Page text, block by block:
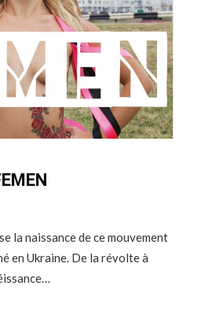
la naissance de ce mouvement
en Ukraine. De la révolte à